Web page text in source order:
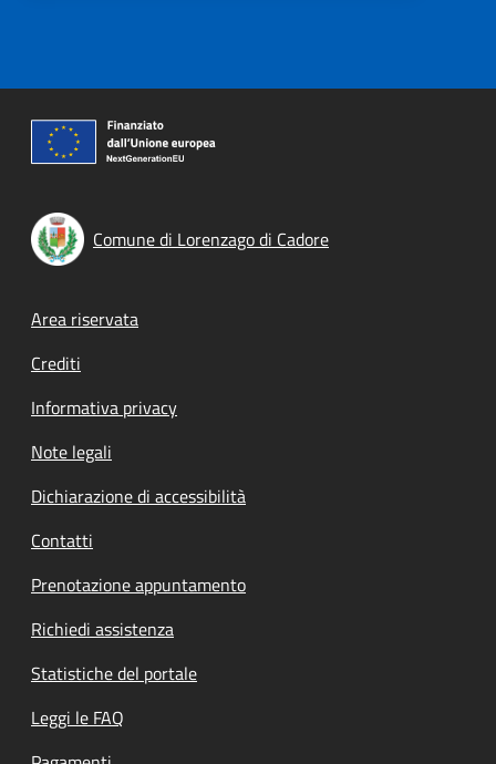
Comune di Lorenzago di Cadore
Footer menu
Area riservata
Crediti
Informativa privacy
Note legali
Dichiarazione di accessibilità
Contatti
Prenotazione appuntamento
Richiedi assistenza
Statistiche del portale
Leggi le FAQ